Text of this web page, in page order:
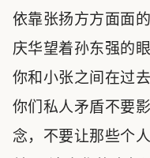
依靠张扬方方面面
庆华望着孙东强的
你和小张之间在过
你们私人矛盾不要
念，不要让那些个